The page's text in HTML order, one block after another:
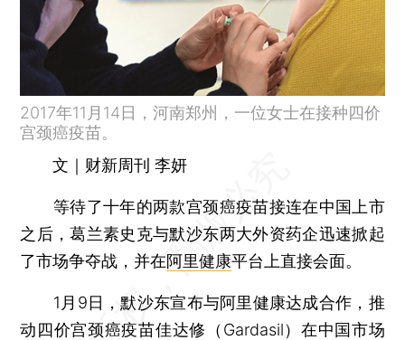
2017年11月14日，河南郑州，一位女士在接种四价
宫颈癌疫苗。
文｜财新周刊 李妍
等待了十年的两款宫颈癌疫苗接连在中国上市
之后，葛兰素史克与默沙东两大外资药企迅速掀起
了市场争夺战，并在阿里健康平台上直接会面。
1月9日，默沙东宣布与阿里健康达成合作，推
动四价宫颈癌疫苗佳达修（Gardasil）在中国市场